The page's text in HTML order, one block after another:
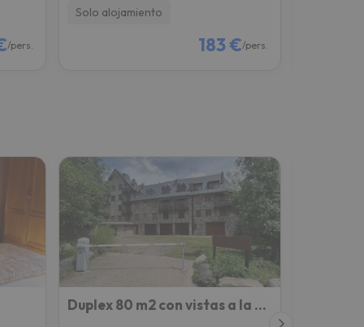
/pers.
Solo alojamiento
183 €/pers.
Duplex 80 m2 con vistas a la montaña